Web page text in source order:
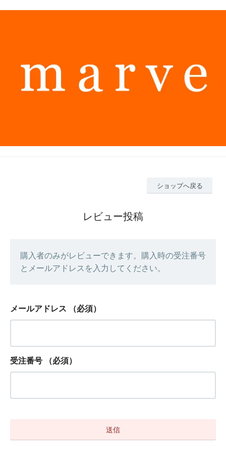
ショップへ戻る
レビュー投稿
購入者のみがレビューできます。購入時の受注番号
とメールアドレスを入力してください。
メールアドレス （必須）
受注番号 （必須）